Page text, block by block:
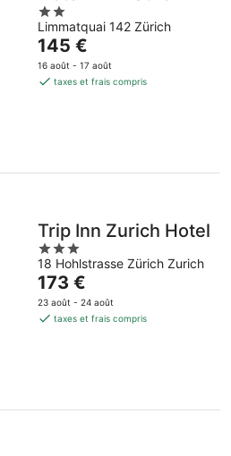
2
out
of
5
Limmatquai 142 Zürich
Le
prix
est
145 €
16 août - 17 août
taxes et frais compris
Trip Inn Zurich Hotel
3
out
of
5
18 Hohlstrasse Zürich Zurich
Le
prix
est
173 €
23 août - 24 août
taxes et frais compris